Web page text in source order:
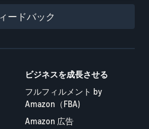
ードバック
ビジネスを成長させる
フルフィルメント by
Amazon（FBA)
Amazon 広告